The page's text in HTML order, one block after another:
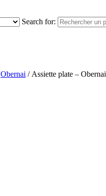
Search for:
Obernai / Assiette plate – Obernai